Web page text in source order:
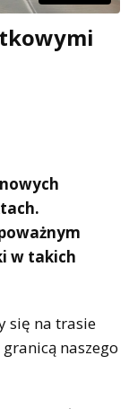
w takich
się na trasie
naszego